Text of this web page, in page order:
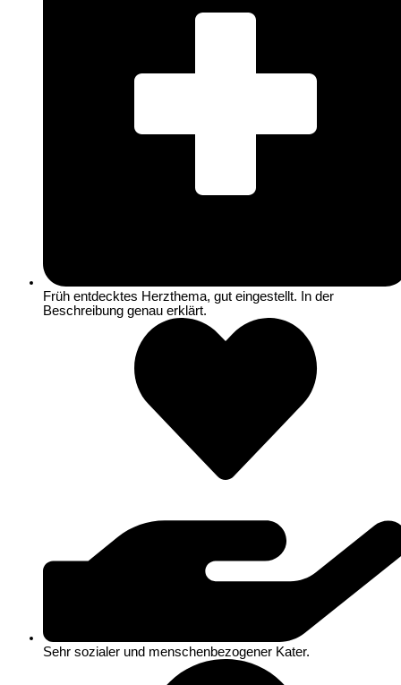
Früh entdecktes Herzthema, gut eingestellt. In der
Beschreibung genau erklärt.
Sehr sozialer und menschenbezogener Kater.